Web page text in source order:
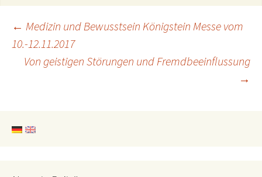
Beitragsnavigation
← Medizin und Bewusstsein Königstein Messe vom
10.-12.11.2017
Von geistigen Störungen und Fremdbeeinflussung
→